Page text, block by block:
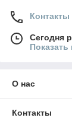
Контакты
Сегодня
О нас
Контакты